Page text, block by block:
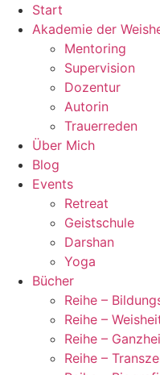
Zum
Inhalt
wechseln
Start
Akademie der
Mentoring
Supervision
Dozentur
Autorin
Trauerreden
Über Mich
Blog
Events
Retreat
Geistschule
Darshan
Yoga
Bücher
Reihe –
Reihe –
Reihe –
Reihe –